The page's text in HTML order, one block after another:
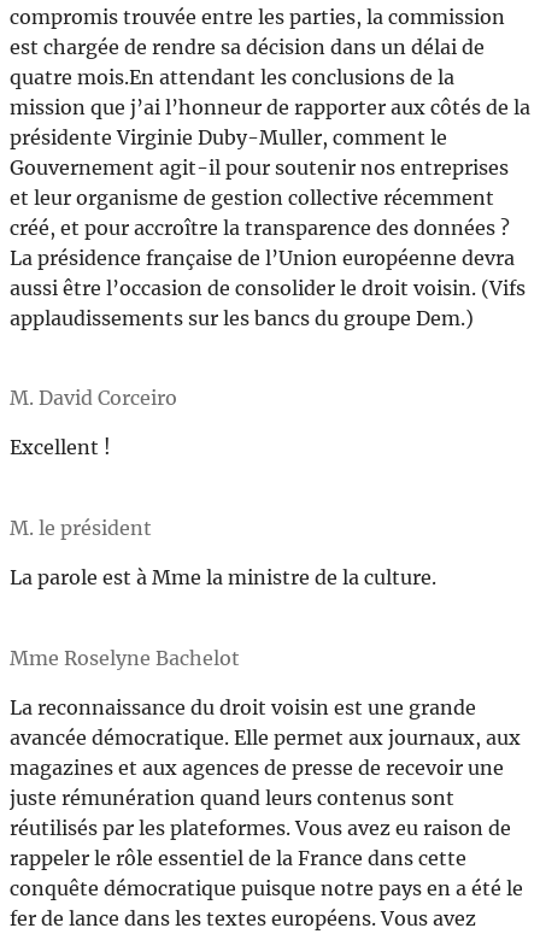
compromis trouvée entre les parties, la commission
est chargée de rendre sa décision dans un délai de
quatre mois.En attendant les conclusions de la
mission que j’ai l’honneur de rapporter aux côtés de la
présidente Virginie Duby-Muller, comment le
Gouvernement agit-il pour soutenir nos entreprises
et leur organisme de gestion collective récemment
créé, et pour accroître la transparence des données ?
La présidence française de l’Union européenne devra
aussi être l’occasion de consolider le droit voisin. (Vifs
applaudissements sur les bancs du groupe Dem.)
M. David Corceiro
Excellent !
M. le président
La parole est à Mme la ministre de la culture.
Mme Roselyne Bachelot
La reconnaissance du droit voisin est une grande
avancée démocratique. Elle permet aux journaux, aux
magazines et aux agences de presse de recevoir une
juste rémunération quand leurs contenus sont
réutilisés par les plateformes. Vous avez eu raison de
rappeler le rôle essentiel de la France dans cette
conquête démocratique puisque notre pays en a été le
fer de lance dans les textes européens. Vous avez